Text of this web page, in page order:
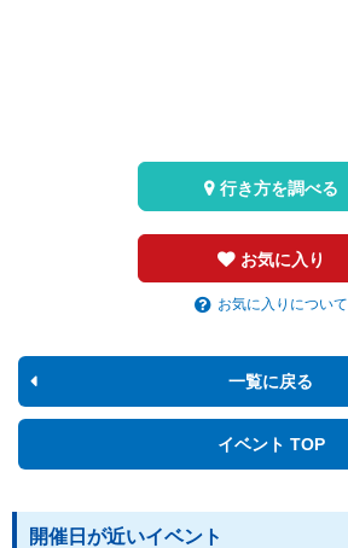
お気に入り
お気に入りについて
行き方を調べる
一覧に戻る
イベント TOP
開催日が近いイベント